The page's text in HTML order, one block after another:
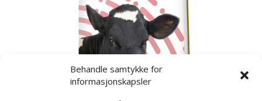
Behandle samtykke for
informasjonskapsler